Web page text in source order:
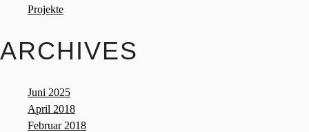
Projekte
ARCHIVES
Juni 2025
April 2018
Februar 2018